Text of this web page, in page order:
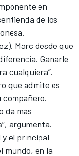
en
de los
Marc desde que
Ganarle
cualquiera”.
que admite es
da más
argumenta.
y el principal
mundo, en la